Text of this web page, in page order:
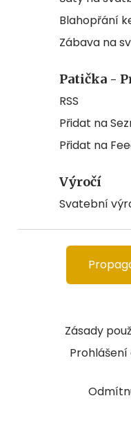
Blahopřání
Zábava na
Patička -
RSS
Přidat na
Přidat na
Výročí
Svatební
Zásady